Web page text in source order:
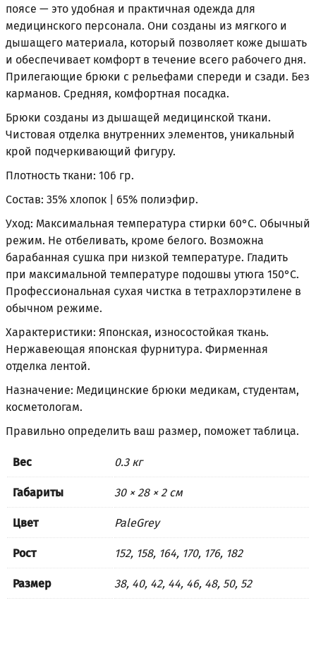
поясе — это удобная и практичная одежда для
медицинского персонала. Они созданы из мягкого и
дышащего материала, который позволяет коже дышать
и обеспечивает комфорт в течение всего рабочего дня.
Прилегающие брюки с рельефами спереди и сзади. Без
карманов. Средняя, комфортная посадка.
Брюки созданы из дышащей медицинской ткани.
Чистовая отделка внутренних элементов, уникальный
крой подчеркивающий фигуру.
Плотность ткани: 106 гр.
Состав: 35% хлопок | 65% полиэфир.
Уход: Максимальная температура стирки 60°С. Обычный
режим. Не отбеливать, кроме белого. Возможна
барабанная сушка при низкой температуре. Гладить
при максимальной температуре подошвы утюга 150°С.
Профессиональная сухая чистка в тетрахлорэтилене в
обычном режиме.
Характеристики: Японская, износостойкая ткань.
Нержавеющая японская фурнитура. Фирменная
отделка лентой.
Назначение: Медицинские брюки медикам, студентам,
косметологам.
Правильно определить ваш размер, поможеттаблица.
Вес 0.3 кг
Габариты 30 × 28 × 2 см
Цвет PaleGrey
Рост 152, 158, 164, 170, 176, 182
Размер 38, 40, 42, 44, 46, 48, 50, 52